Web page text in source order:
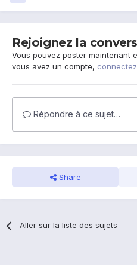
Rejoignez la
Vous pouvez poster maintenant
vous avez un compte,
Répondre à ce sujet…
Share
Aller sur la liste des sujets